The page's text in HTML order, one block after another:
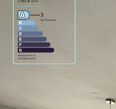
annuelles d'énergie pour un
1200€. Pour la date de